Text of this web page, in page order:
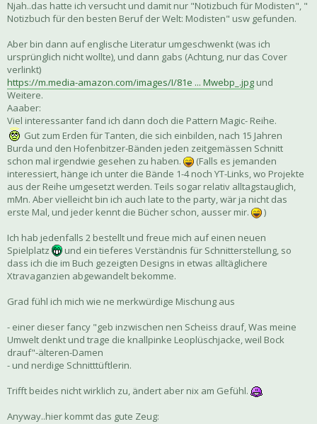
Njah..das hatte ich versucht und damit nur "Notizbuch für Modisten", "
Notizbuch für den besten Beruf der Welt: Modisten" usw gefunden.
Aber bin dann auf englische Literatur umgeschwenkt (was ich
ursprünglich nicht wollte), und dann gabs (Achtung, nur das Cover
verlinkt)
https://m.media-amazon.com/images/I/81e ... Mwebp_.jpg und
Weitere.
Aaaber:
Viel interessanter fand ich dann doch die Pattern Magic- Reihe.
Gut zum Erden für Tanten, die sich einbilden, nach 15 Jahren
Burda und den Hofenbitzer-Bänden jeden zeitgemässen Schnitt
schon mal irgendwie gesehen zu haben.
(Falls es jemanden
interessiert, hänge ich unter die Bände 1-4 noch YT-Links, wo Projekte
aus der Reihe umgesetzt werden. Teils sogar relativ alltagstauglich,
mMn. Aber vielleicht bin ich auch late to the party, wär ja nicht das
erste Mal, und jeder kennt die Bücher schon, ausser mir.
)
Ich hab jedenfalls 2 bestellt und freue mich auf einen neuen
Spielplatz
und ein tieferes Verständnis für Schnitterstellung, so
dass ich die im Buch gezeigten Designs in etwas alltäglichere
Xtravaganzien abgewandelt bekomme.
Grad fühl ich mich wie ne merkwürdige Mischung aus
- einer dieser fancy "geb inzwischen nen Scheiss drauf, Was meine
Umwelt denkt und trage die knallpinke Leoplüschjacke, weil Bock
drauf"-älteren-Damen
- und nerdige Schnitttüftlerin.
Trifft beides nicht wirklich zu, ändert aber nix am Gefühl.
Anyway..hier kommt das gute Zeug: